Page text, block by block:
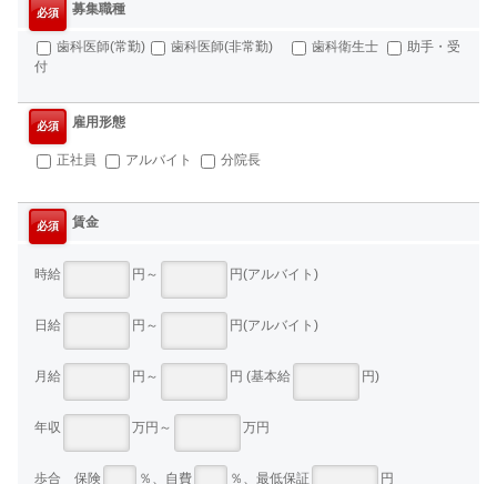
必須 募集職種
歯科医師(常勤) 歯科医師(非常勤) 歯科衛生士
助手・受
付
必須 雇用形態
正社員 アルバイト 分院長
必須 賃金
時給 円～ 円(アルバイト)
日給 円～ 円(アルバイト)
月給 円～ 円 (基本給 円)
年収 万円～ 万円
歩合 保険 ％、自費 ％、最低保証 円